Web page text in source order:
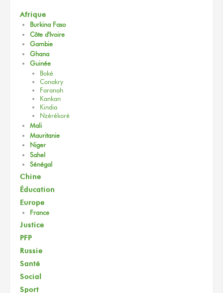
Afrique
Burkina Faso
Côte d'Ivoire
Gambie
Ghana
Guinée
Boké
Conakry
Faranah
Kankan
Kindia
Nzérékoré
Mali
Mauritanie
Niger
Sahel
Sénégal
Chine
Éducation
Europe
France
Justice
PFP
Russie
Santé
Social
Sport